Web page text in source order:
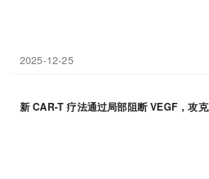
2025-12-25
新 CAR-T 疗法通过局部阻断 VEGF，攻